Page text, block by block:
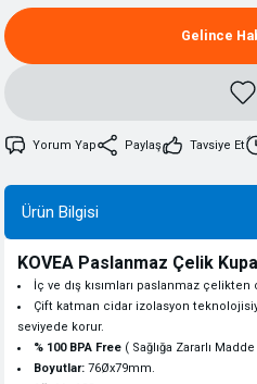
Gelince
Yorum Yap Paylaş Tavsiye Et
Ürün Bilgisi
KOVEA Paslanmaz Çelik
İç ve dış kısımları paslanmaz çelikten
Çift katman cidar izolasyon
seviyede korur.
% 100 BPA Free ( Sağlığa Zararlı
Boyutlar: 76Øx79mm.